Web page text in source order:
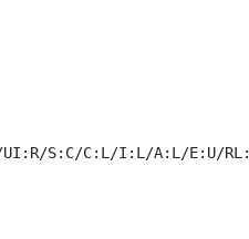
UI:R/S:C/C:L/I:L/A:L/E:U/
metrics: 7.1 / Temporal score